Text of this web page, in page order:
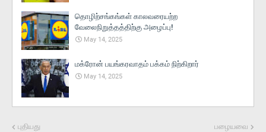
தொழிற்சங்கங்கள் காலவரையற்ற
வேலைநிறுத்தத்திற்கு அழைப்பு!
May 14, 2025
மக்ரோன் பயங்கரவாதம் பக்கம் நிற்கிறார்
May 14, 2025
புதியது பழையவை